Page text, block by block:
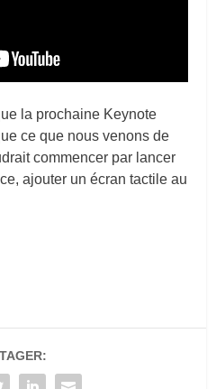
la prochaine Keynote
ce que nous venons de
commencer par lancer
ajouter un écran tactile au